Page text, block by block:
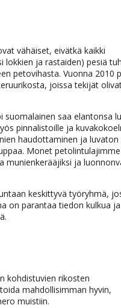
vähäiset, eivätkä kaikki
lokkien ja rastaiden) pesiä
petovihasta. Vuonna 2010
joissa tekijät
suomalainen saa elantonsa
pinnalistoille ja
haudottaminen ja luvaton
Monet
munienkerääjiksi ja
keskittyvä työryhmä,
on parantaa tiedon kulkua
kohdistuvien rikosten
mahdollisimman hyvin,
muistiin.